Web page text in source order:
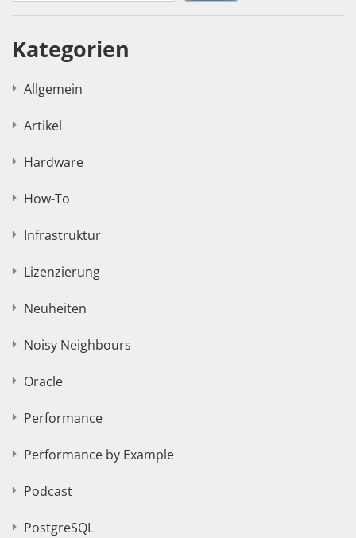
Kategorien
Allgemein
Artikel
Hardware
How-To
Infrastruktur
Lizenzierung
Neuheiten
Noisy Neighbours
Oracle
Performance
Performance by Example
Podcast
PostgreSQL